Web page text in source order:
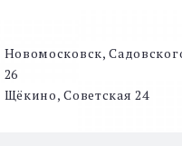
Новомосковск,
26
Щёкино, Советская 24